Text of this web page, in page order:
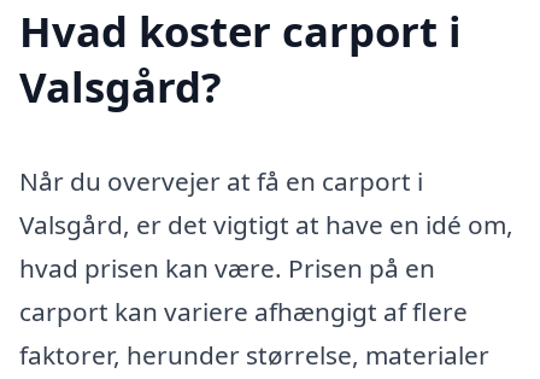
Hvad koster carport i
Valsgård?
Når du overvejer at få en carport i
Valsgård, er det vigtigt at have en idé om,
hvad prisen kan være. Prisen på en
carport kan variere afhængigt af flere
faktorer, herunder størrelse, materialer